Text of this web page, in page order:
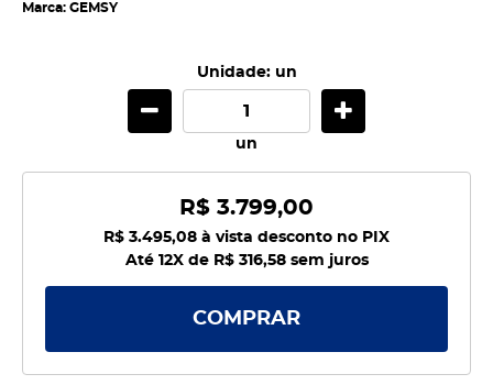
Marca: GEMSY
Unidade: un
un
R$ 3.799,00
R$ 3.495,08 à vista desconto no PIX
Até 12X de R$ 316,58 sem juros
COMPRAR